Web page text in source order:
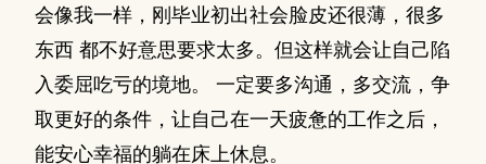
会像我一样，刚毕业初出社会脸皮还很薄，很多
东西 都不好意思要求太多。但这样就会让自己陷
入委屈吃亏的境地。 一定要多沟通，多交流，争
取更好的条件，让自己在一天疲惫的工作之后，
能安心幸福的躺在床上休息。